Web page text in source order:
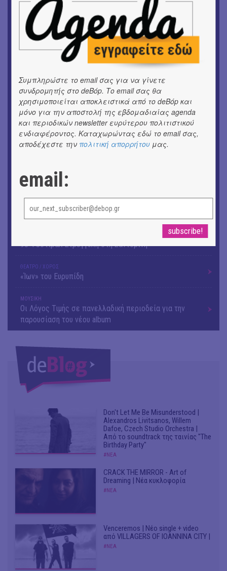
OUTDΟORS
ANILIO PARK FESTIVAL 2026
ΘΕΑΤΡΟ / ΧΟΡΟΣ
«ΑΗ ΛΑΟΣ» | Ένα σκηνικό ρέκβιεμ για την ήττα ενός
ΕΙΚΑΣΤΙΚΑ
Ομαδική έκθεση | Προσωρινά για Πάντα
ΕΙΚΑΣΤΙΚΑ
Αργύρης Ραλλιάς | Λιτανεία
Θανάσης Λάλας-Κώστας Τσόκλης - Συνομιλώντας με
εικόνες και λέξεις
«Μήδεια» του Ευριπίδη | Σκην.: Nikita Milivojević
9o Φεστιβάλ Στρογγύλη στη Σαντορίνη
ΘΕΑΤΡΟ / ΧΟΡΟΣ
«Ίων» του Ευρυπίδη
ΜΟΥΣΙΚΗ
Οι Λόγος Τιμής σε πανελλαδική περιοδεία για την
παρουσίαση του νέου album
Don't Let Me Be Misunderstood |
Alexandros Livitsanos, Willem
Dafoe, Czech Studio Orchestra |
Από το soundtrack της ταινίας "The
Birthday Party"
#ΝΕΑ
CRACK THE MIRROR - Art of
Dreaming | Νέα κυκλοφορία
#ΝΕΑ
Venceremos | Νέο single + video
από VILLAGERS OF IOANNINA CITY |
#ΝΕΑ
Συμπληρώστε το email σας για να γίνετε
συνδρομητής στο deBόp. Το email σας θα
χρησιμοποιείται αποκλειστικά από το deBόp και
μόνο για την αποστολή της εβδομαδιαίας agenda
και περιοδικών newsletter ευρύτερου πολιτιστικού
ενδιαφέροντος. Καταχωρώντας εδώ το email σας,
αποδέχεστε την πολιτική απορρήτου μας.
email: